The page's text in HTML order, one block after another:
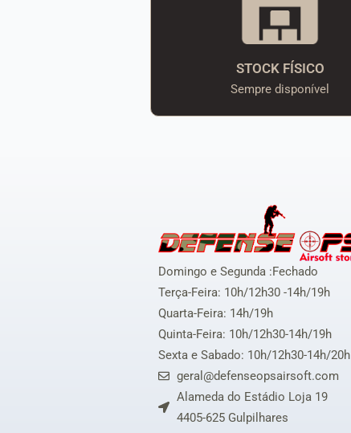
STOCK FÍSICO
Sempre disponível
Domingo e Segunda :Fechado
Terça-Feira: 10h/12h30 -14h/19h
Quarta-Feira: 14h/19h
Quinta-Feira: 10h/12h30-14h/19h
Sexta e Sabado: 10h/12h30-14h/20h
geral@defenseopsairsoft.com
Alameda do Estádio Loja 19
4405-625 Gulpilhares